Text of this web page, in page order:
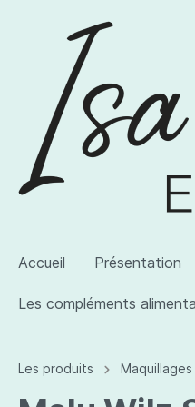
Accueil Présentation
Les compléments
Voir la catégorie AWI
Voir la catégorie Les
Voir la catégorie Les
Les produits Maquillages